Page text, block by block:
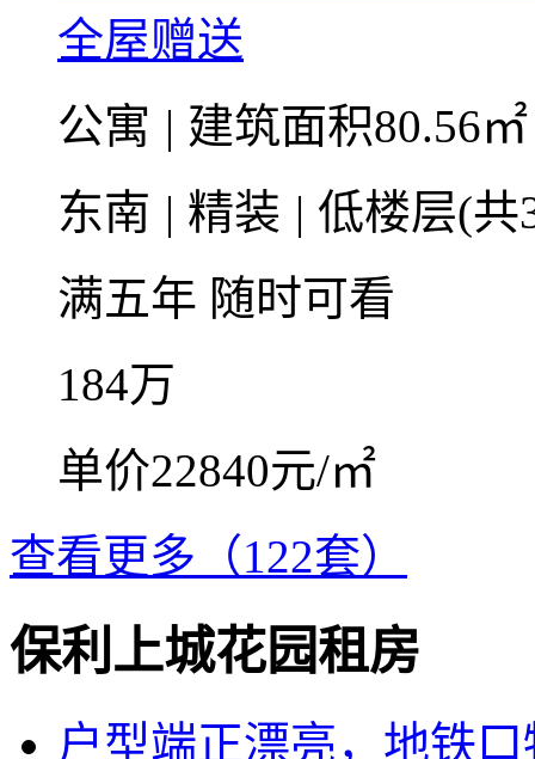
全屋赠送
公寓 | 建筑面积80.56
东南 | 精装 | 低楼层(
满五年 随时可看
184万
单价22840元/㎡
查看更多（122套）
保利上城花园租房
户型端正漂亮，地铁